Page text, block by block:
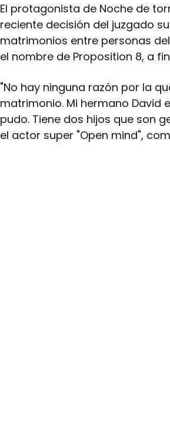
El protagonista de Noche de
reciente decisión del juzgado
matrimonios entre personas
el nombre de Proposition 8, a
"No hay ninguna razón por la
matrimonio. Mi hermano David
pudo. Tiene dos hijos que son
el actor super "Open mind",